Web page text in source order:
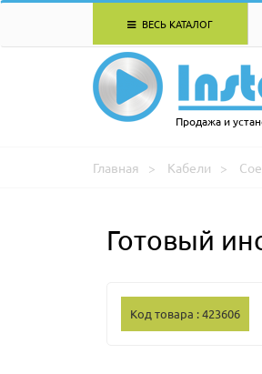
ВЕСЬ КАТАЛОГ
Продажа и
Главная Кабели
Готовый
Код товара : 423606